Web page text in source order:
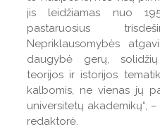
jis leidžiamas nuo
pastaruosius
Nepriklausomybės
daugybė gerų,
teorijos ir istorijos
kalbomis, ne vienas jų
universitetų akademikų“,
redaktorė.